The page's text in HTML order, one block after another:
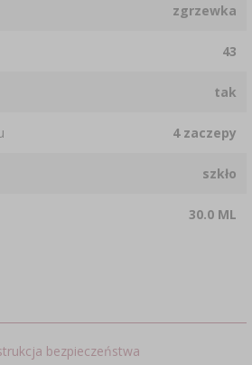
zgrzewka
43
tak
4 zaczepy
szkło
30.0 ML
bezpieczeństwa